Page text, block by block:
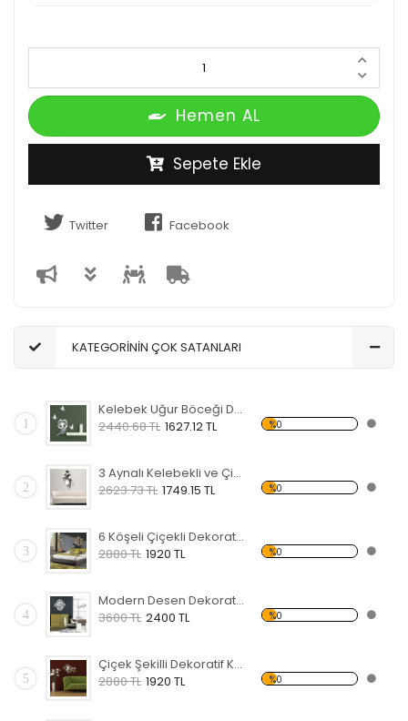
Hemen AL
Sepete Ekle
Twitter Facebook
KATEGORİNİN ÇOK SATANLARI
1
Kelebek Uğur Böceği Dekoratif Ayna
2440.68 TL 1627.12 TL %0
2
3 Aynalı Kelebekli ve Çiçekli Dekoratif Kırılmaz Ayna
2623.73 TL 1749.15 TL %0
3
6 Köşeli Çiçekli Dekoratif Kırılmaz Ayna
2880 TL 1920 TL %0
4
Modern Desen Dekoratif Kırılmaz Ayna
3600 TL 2400 TL %0
5
Çiçek Şekilli Dekoratif Kırılmaz Ayna
2880 TL 1920 TL %0